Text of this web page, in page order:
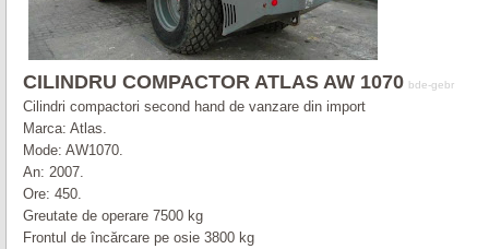
CILINDRU COMPACTOR ATLAS AW 1070 bde-gebr
Cilindri compactori second hand de vanzare din import
Marca: Atlas.
Mode: AW1070.
An: 2007.
Ore: 450.
Greutate de operare 7500 kg
Frontul de încărcare pe osie 3800 kg